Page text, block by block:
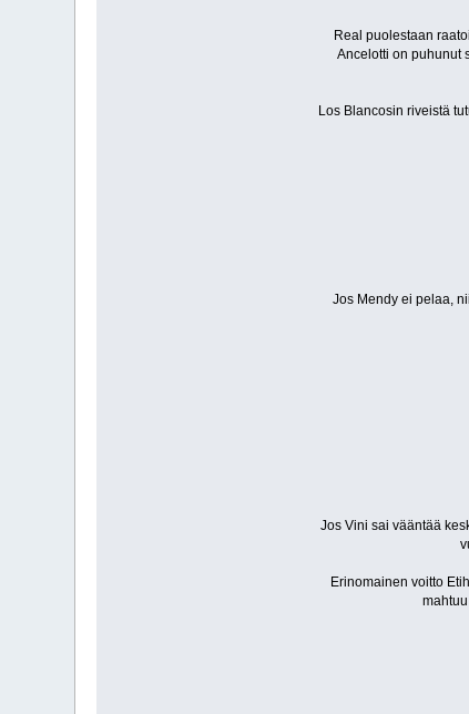
Real puolestaan
Ancelotti on puhunut
Los Blancosin riveistä
Jos Mendy ei pelaa,
Jos Vini sai vääntää
Erinomainen voitto